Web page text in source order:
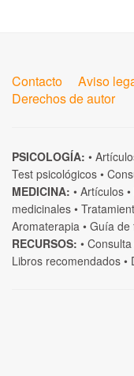
Contacto Aviso
Derechos de autor
PSICOLOGÍA: •
Test psicológicos •
MEDICINA: • Artículos •
medicinales •
Aromaterapia • Guía de
RECURSOS: •
Libros recomendados •